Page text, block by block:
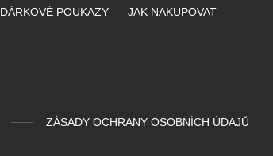
DÁRKOVÉ POUKAZY JAK NAKUPOVAT
ZÁSADY OCHRANY OSOBNÍCH ÚDAJŮ